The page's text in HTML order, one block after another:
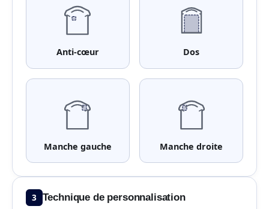
Anti-cœur Dos
Manche gauche Manche droite
3 Technique de personnalisation